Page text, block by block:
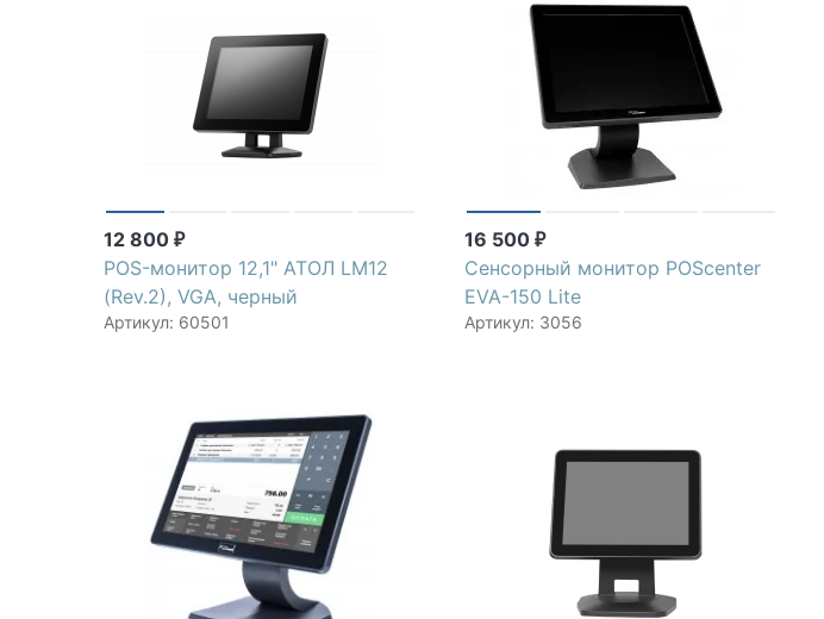
12 800 ₽
POS-монитор 12,1" АТОЛ LM12
(Rev.2), VGA, черный
Артикул: 60501
16 500₽
Сенсорный монитор POScenter
EVA-150 Lite
Артикул: 3056